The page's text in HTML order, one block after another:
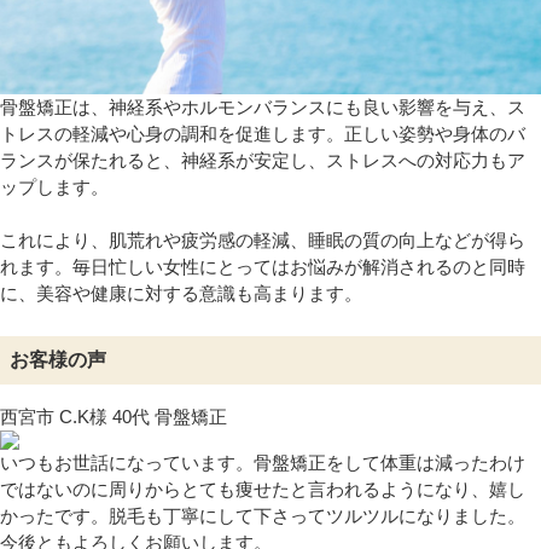
骨盤矯正は、神経系やホルモンバランスにも良い影響を与え、ス
トレスの軽減や心身の調和を促進します。正しい姿勢や身体のバ
ランスが保たれると、神経系が安定し、ストレスへの対応力もア
ップします。
これにより、肌荒れや疲労感の軽減、睡眠の質の向上などが得ら
れます。毎日忙しい女性にとってはお悩みが解消されるのと同時
に、美容や健康に対する意識も高まります。
お客様の声
西宮市 C.K様 40代 骨盤矯正
いつもお世話になっています。骨盤矯正をして体重は減ったわけ
ではないのに周りからとても痩せたと言われるようになり、嬉し
かったです。脱毛も丁寧にして下さってツルツルになりました。
今後ともよろしくお願いします。